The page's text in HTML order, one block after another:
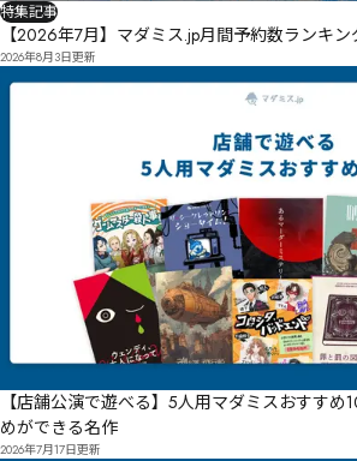
特集記事
【2026年7月】マダミス.jp月間予約数ランキン
2026年8月3日更新
【店舗公演で遊べる】5人用マダミスおすす
めができる名作
2026年7月17日更新